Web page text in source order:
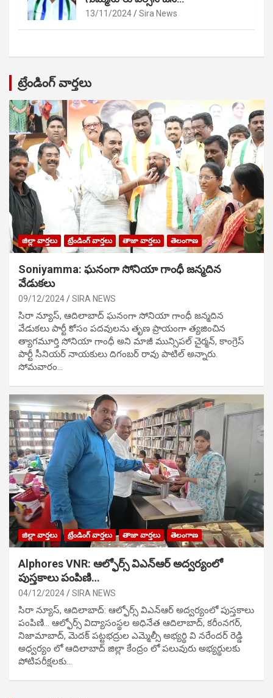
13/11/2024 Sira News
ట్రేండింగ్ వార్తలు
జిల్లా వార్తలు ట్రేండింగ్ వార్తలు తాజా వార్తలు తెలంగాణ
Soniyamma: ఘ‌నంగా సోనియా గాంధీ జ‌న్మ‌దిన
వేడుక‌లు
09/12/2024 SIRA NEWS
సిరా న్యూస్, ఆదిలాబాద్ ఘ‌నంగా సోనియా గాంధీ జ‌న్మ‌దిన
వేడుక‌లు పార్టీ కోసం ప‌ద‌వుల‌ను తృణ ప్రాయంగా త్య‌జించిన
త్యాగమూర్తి సోనియా గాంధీ అని మాజీ మున్సిప‌ల్ చైర్మ‌న్, కాంగ్రెస్
పార్టీ సీనియ‌ర్ నాయ‌కులు దిగంబ‌ర్ రావు పాటిల్ అన్నారు.
సోమవారం…
జిల్లా వార్తలు ట్రేండింగ్ వార్తలు తాజా వార్తలు తెలంగాణ
Alphores VNR: ఆల్ఫోర్స్ విఎన్ఆర్ అద్వర్యంలో
పుస్తకాలు పంపిణి…
04/12/2024 SIRA NEWS
సిరా న్యూస్, ఆదిలాబాద్: ఆల్ఫోర్స్ విఎన్ఆర్ అద్వర్యంలో పుస్తకాలు
పంపిణి… ఆల్ఫోర్స్ విద్యాసంస్థల అధినేత ఆదిలాబాద్, కరీంనగర్,
నిజామాబాద్, మెదక్ పట్టభద్రుల ఎమ్మెల్సీ అభ్యర్థి వి నరేందర్ రెడ్డి
అధ్వర్యం లో ఆదిలాబాద్ జిల్లా కేంద్రం లో పలువురు అభ్యర్థులకు
పోటిప‌రీక్ష‌ల‌కు…